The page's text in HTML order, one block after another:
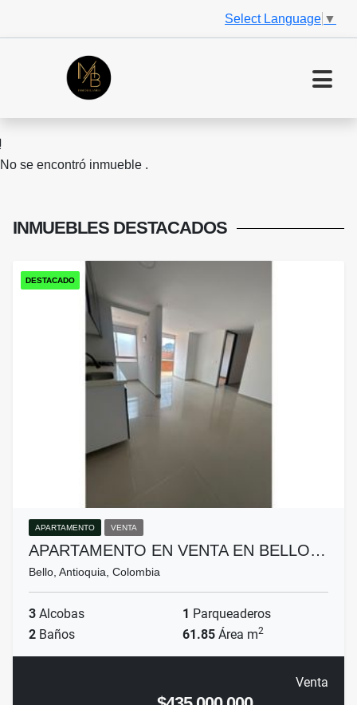
Select Language ▼
No se encontró inmueble .
INMUEBLES DESTACADOS
DESTACADO
APARTAMENTO VENTA
APARTAMENTO EN VENTA EN BELLO…
Bello, Antioquia, Colombia
3 Alcobas 1 Parqueaderos
2 Baños 61.85 Área m2
Venta